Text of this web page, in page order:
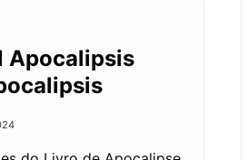
Apocalipsis